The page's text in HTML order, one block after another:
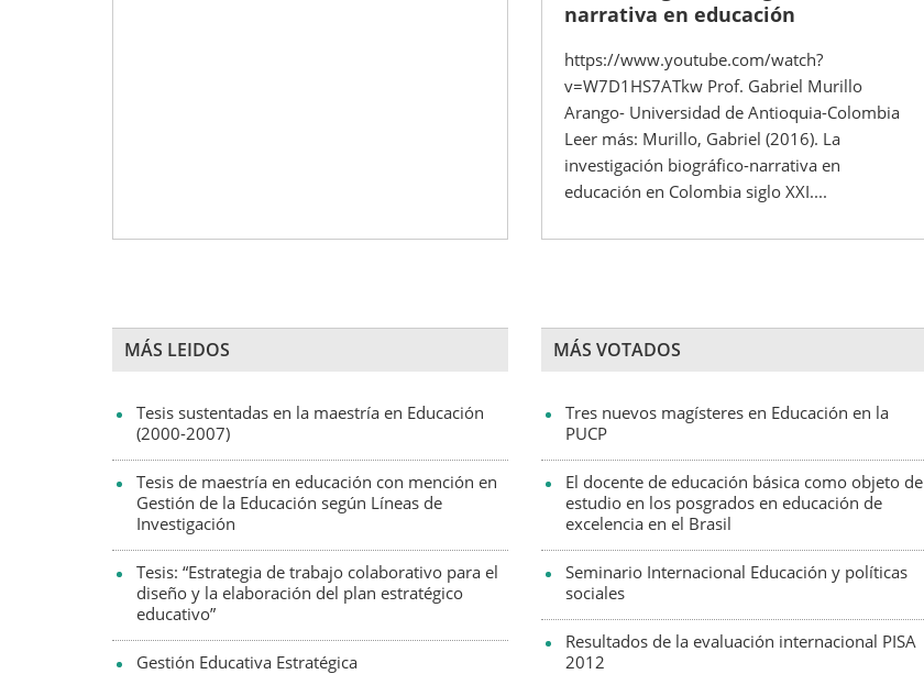
narrativa en educación
https://www.youtube.com/watch?
v=W7D1HS7ATkw Prof. Gabriel Murillo
Arango- Universidad de Antioquia-Colombia
Leer más: Murillo, Gabriel (2016). La
investigación biográfico-narrativa en
educación en Colombia siglo XXI....
MÁS LEIDOS
Tesis sustentadas en la maestría en Educación
(2000-2007)
Tesis de maestría en educación con mención en
Gestión de la Educación según Líneas de
Investigación
Tesis: “Estrategia de trabajo colaborativo para el
diseño y la elaboración del plan estratégico
educativo”
Gestión Educativa Estratégica
MÁS VOTADOS
Tres nuevos magísteres en Educación en la
PUCP
El docente de educación básica como objeto de
estudio en los posgrados en educación de
excelencia en el Brasil
Seminario Internacional Educación y políticas
sociales
Resultados de la evaluación internacional PISA
2012